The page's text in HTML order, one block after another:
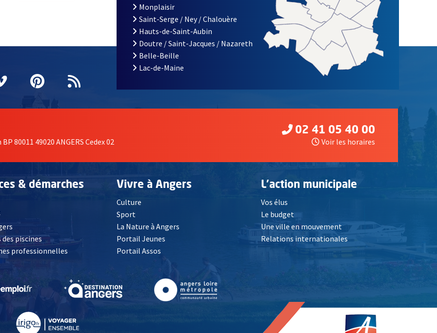
fenêtrefenêtre
une nouvelle fenêtre
Vimeo
, Ouvre une nouvelle fenêtre
Pinterest
, Ouvre une nouvelle fenêtre
Flux RSS
Monplaisir
Saint-Serge / Ney / Chalouère
Hauts-de-Saint-Aubin
Doutre / Saint-Jacques / Nazareth
Belle-Beille
Lac-de-Maine
80011 49020 ANGERS Cedex 02
02 41 05 40 00
Voir les horaires
& démarches
, Ouvre une nouvelle fenêtre
piscines
professionnelles
Vivre à Angers
Culture
Sport
La Nature à Angers
Portail Jeunes
Portail Assos
L'action municipale
Vos élus
Le budget
Une ville en mouvement
Relations internationales
fenêtre , Ouvre une nouvelle fenêtre , Ouvre une nouvelle fenêtre, Ouvre une nouvelle fenêtre